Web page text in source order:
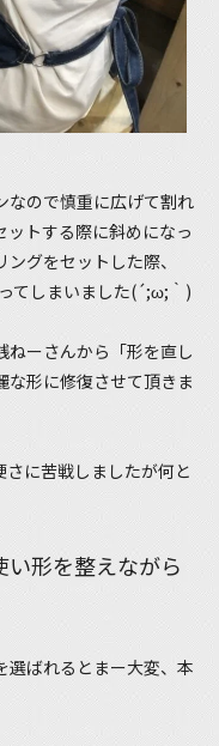
なので慎重に広げて割れ
トする際に斜めになっ
グをセットした際、
てしまいました(´;ω;｀)
ーさんから「形を直し
な形に修復させて頂きま
さに苦戦しましたが何と
形を整えながら
選ばれるとまー大変、本